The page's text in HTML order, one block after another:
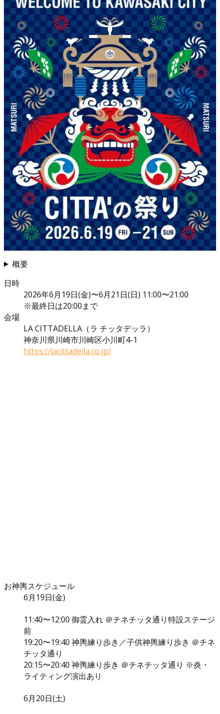
概要
日時
2026年6月19日(金)〜6月21日(日) 11:00〜21:00
※最終日は20:00まで
会場
LA CITTADELLA（ラ チッタデッラ）
神奈川県川崎市川崎区小川町4-1
https://lacittadella.co.jp/
お神輿スケジュール
6月19日(金)
11:40〜12:00 御霊入れ ＠チネチッタ通り特設ステージ
前
19:20〜19:40 神輿練り歩き／子供神輿練り歩き ＠チネ
チッタ通り
20:15〜20:40 神輿練り歩き ＠チネチッタ通り ※炎・
ライティング演出あり
6月20日(土)